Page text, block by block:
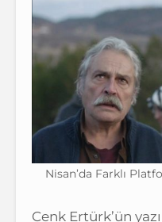
Nisan’da Farklı
Cenk Ertürk’ün